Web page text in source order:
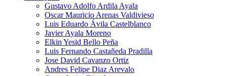
Gustavo Adolfo Ardila Ayala
Oscar Mauricio Arenas Valdivieso
Luis Eduardo Ávila Castelblanco
Javier Ayala Moreno
Elkin Yesid Bello Peña
Luis Fernando Castañeda Pradilla
Jose David Cavanzo Ortiz
Andres Felipe Diaz Arevalo